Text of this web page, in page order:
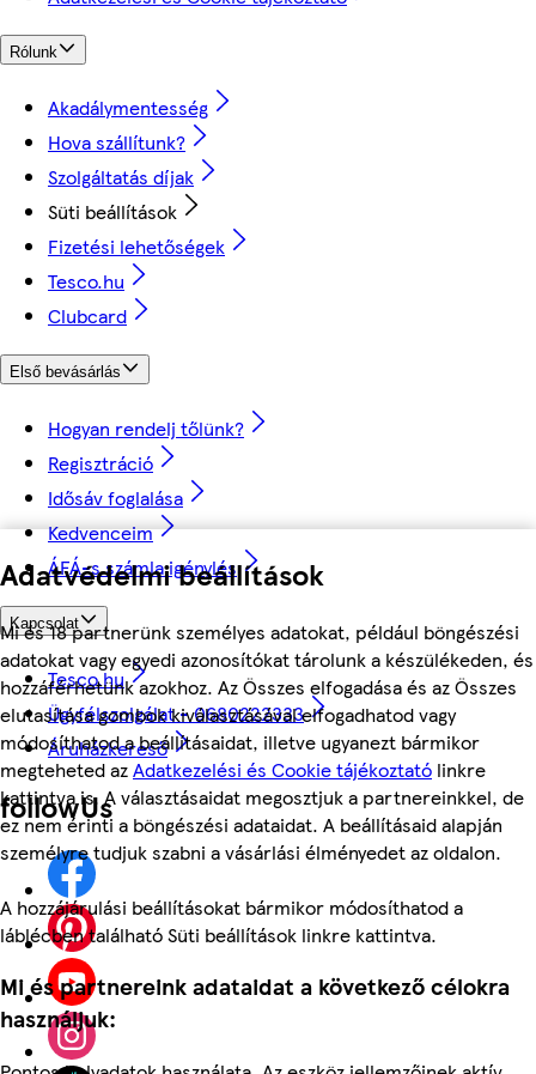
Adatvédelmi beállítások
Mi és 18 partnerünk személyes adatokat, például böngészési
adatokat vagy egyedi azonosítókat tárolunk a készülékeden, és
hozzáférhetünk azokhoz. Az Összes elfogadása és az Összes
elutasítása gombok kiválasztásával elfogadhatod vagy
módosíthatod a beállításaidat, illetve ugyanezt bármikor
megteheted azAdatkezelési és Cookie tájékoztató linkre
kattintva is. A választásaidat megosztjuk a partnereinkkel, de
ez nem érinti a böngészési adataidat. A beállításaid alapján
személyre tudjuk szabni a vásárlási élményedet az oldalon.
A hozzájárulási beállításokat bármikor módosíthatod a
láblécben található Süti beállítások linkre kattintva.
Mi és partnereink adataidat a következő célokra
használjuk:
Rólunk
Akadálymentesség
Hova szállítunk?
Szolgáltatás díjak
Süti beállítások
Fizetési lehetőségek
Tesco.hu
Clubcard
Első bevásárlás
Hogyan rendelj tőlünk?
Regisztráció
Idősáv foglalása
Kedvenceim
ÁFÁ-s számla igénylés
Kapcsolat
Tesco.hu
Ügyfélszolgálat - 0680222333
Áruházkereső
followUs